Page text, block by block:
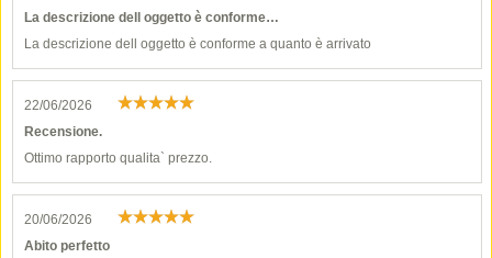
La descrizione dell oggetto è conforme…
La descrizione dell oggetto è conforme a quanto è arrivato
22/06/2026
Recensione.
Ottimo rapporto qualita` prezzo.
20/06/2026
Abito perfetto